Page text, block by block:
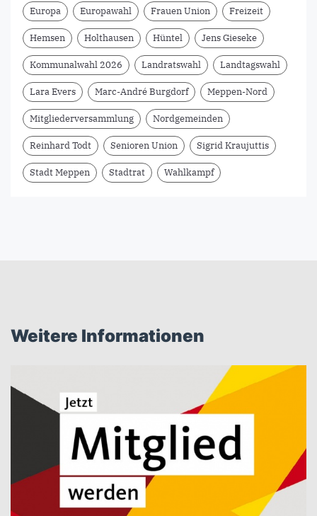
Europa Europawahl Frauen Union Freizeit
Hemsen Holthausen Hüntel Jens Gieseke
Kommunalwahl 2026 Landratswahl Landtagswahl
Lara Evers Marc-André Burgdorf Meppen-Nord
Mitgliederversammlung Nordgemeinden
Reinhard Todt Senioren Union Sigrid Kraujuttis
Stadt Meppen Stadtrat Wahlkampf
Weitere Informationen